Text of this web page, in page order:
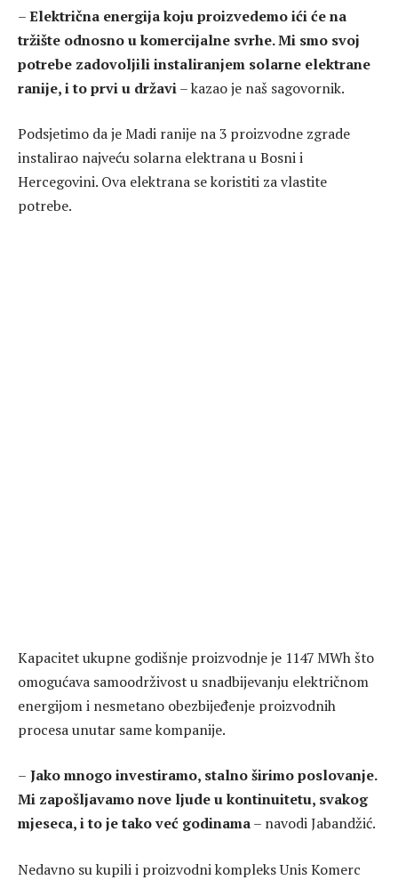
–Električna energija koju proizvedemo ići će na
tržište odnosno u komercijalne svrhe. Mi smo svoj
potrebe zadovoljili instaliranjem solarne elektrane
ranije, i to prvi u državi– kazao je naš sagovornik.
Podsjetimo da je Madi ranije na 3 proizvodne zgrade
instalirao najveću solarna elektrana u Bosni i
Hercegovini. Ova elektrana se koristiti za vlastite
potrebe.
Kapacitet ukupne godišnje proizvodnje je 1147 MWh što
omogućava samoodrživost u snadbijevanju električnom
energijom i nesmetano obezbijeđenje proizvodnih
procesa unutar same kompanije.
– Jako mnogo investiramo, stalno širimo poslovanje.
Mi zapošljavamo nove ljude u kontinuitetu, svakog
mjeseca, i to je tako već godinama– navodi Jabandžić.
Nedavno su kupili i proizvodni kompleks Unis Komerc